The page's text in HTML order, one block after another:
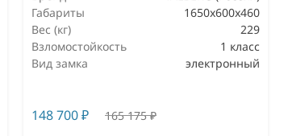
Габариты
1650x600x460
Вес (кг)
229
Взломостойкость
1 класс
Вид замка
электронный
148 700₽ 165 175₽